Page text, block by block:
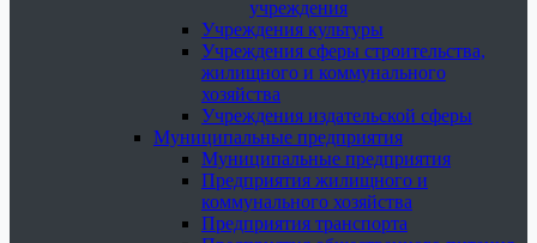
учреждения
Учреждения культуры
Учреждения сферы строительства,
жилищного и коммунального
хозяйства
Учреждения издательской сферы
Муниципальные предприятия
Муниципальные предприятия
Предприятия жилищного и
коммунального хозяйства
Предприятия транспорта